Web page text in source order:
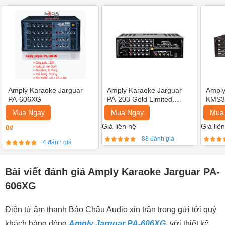
Amply Karaoke Jarguar
PA-606XG
Mua Ngay
0₫
4 đánh giá
Amply Karaoke Jarguar
PA-203 Gold Limited
Edition
Mua Ngay
Giá liên hệ
88 đánh giá
Giá
Bài viết đánh giá Amply Karaoke Jarguar PA-
606XG
Điện tử âm thanh Bảo Châu Audio xin trân trọng gửi tới quý